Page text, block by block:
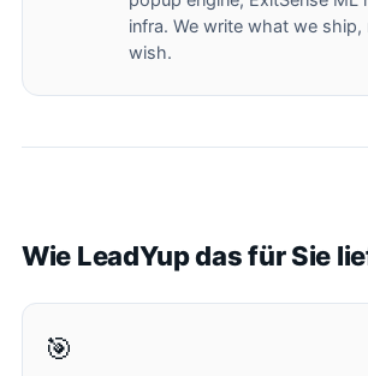
infra. We write what we
wish.
Wie LeadYup das für Sie
🎯